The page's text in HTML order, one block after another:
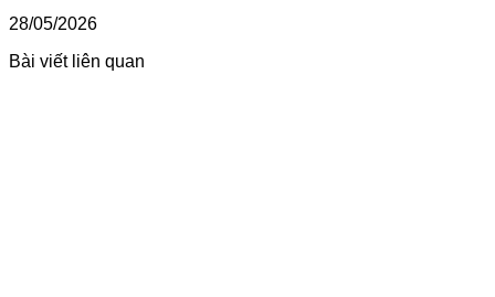
28/05/2026
Bài viết liên quan